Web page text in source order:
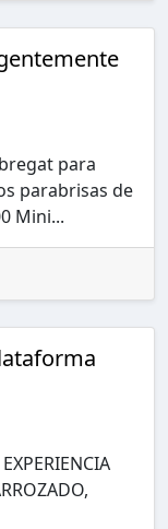
para
parabrisas de
Mini...